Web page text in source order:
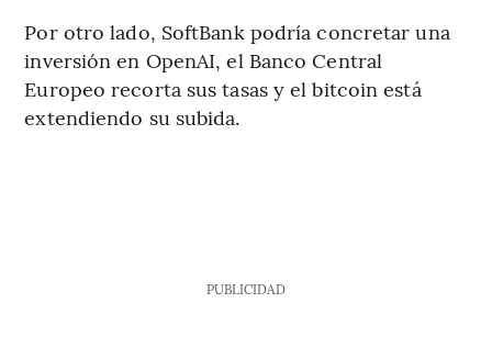
Por otro lado, SoftBank podría concretar una
inversión en OpenAI, el Banco Central
Europeo recorta sus tasas y el bitcoin está
extendiendo su subida.
PUBLICIDAD